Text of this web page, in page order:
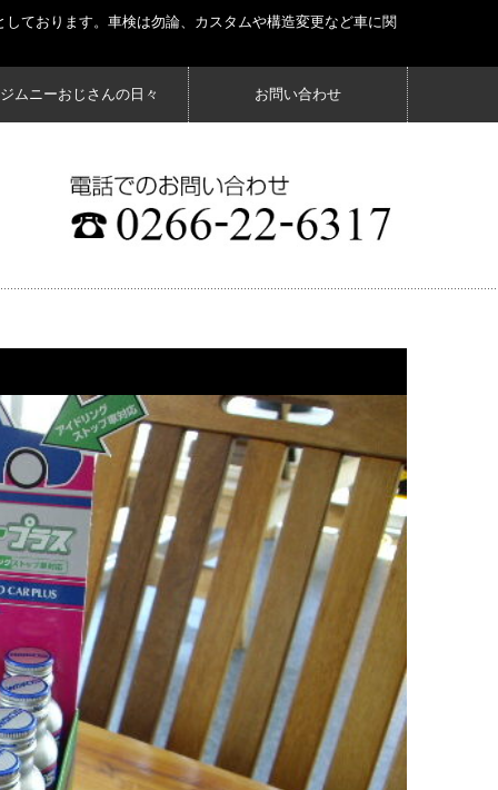
ております。車検は勿論、カスタムや構造変更など車に関
ジムニーおじさんの日々 お問い合わせ